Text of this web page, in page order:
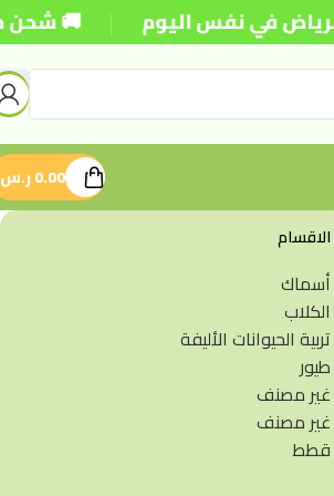
اليوم | 🚚 شحن مجاني للطلبات
0.00ر.س
الاقسام
أسماك
الكلاب
تربية الحيوانات الأليفة
طيور
غير مصنف
غير مصنف
قطط